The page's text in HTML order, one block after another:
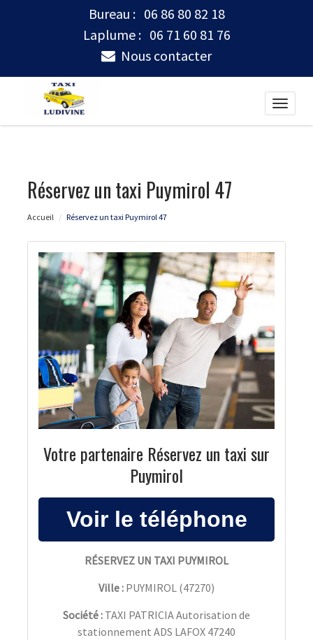
Bureau : 06 86 80 82 18
Laplume : 06 71 60 81 76
Nous contacter
Toggle
Réservez un taxi Puymirol 47
Accueil Réservez un taxi Puymirol 47
Votre partenaire Réservez un taxi sur
Puymirol
RÉSERVEZ UN TAXI PUYMIROL
Ville : PUYMIROL (47270)
Société : TAXI PATRICIA Autorisation de
stationnement ADS LAFOX 47240